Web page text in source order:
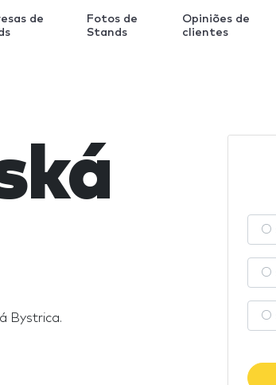
de
Fotos de
Stands
Opiniões de
clientes
Bystrica.